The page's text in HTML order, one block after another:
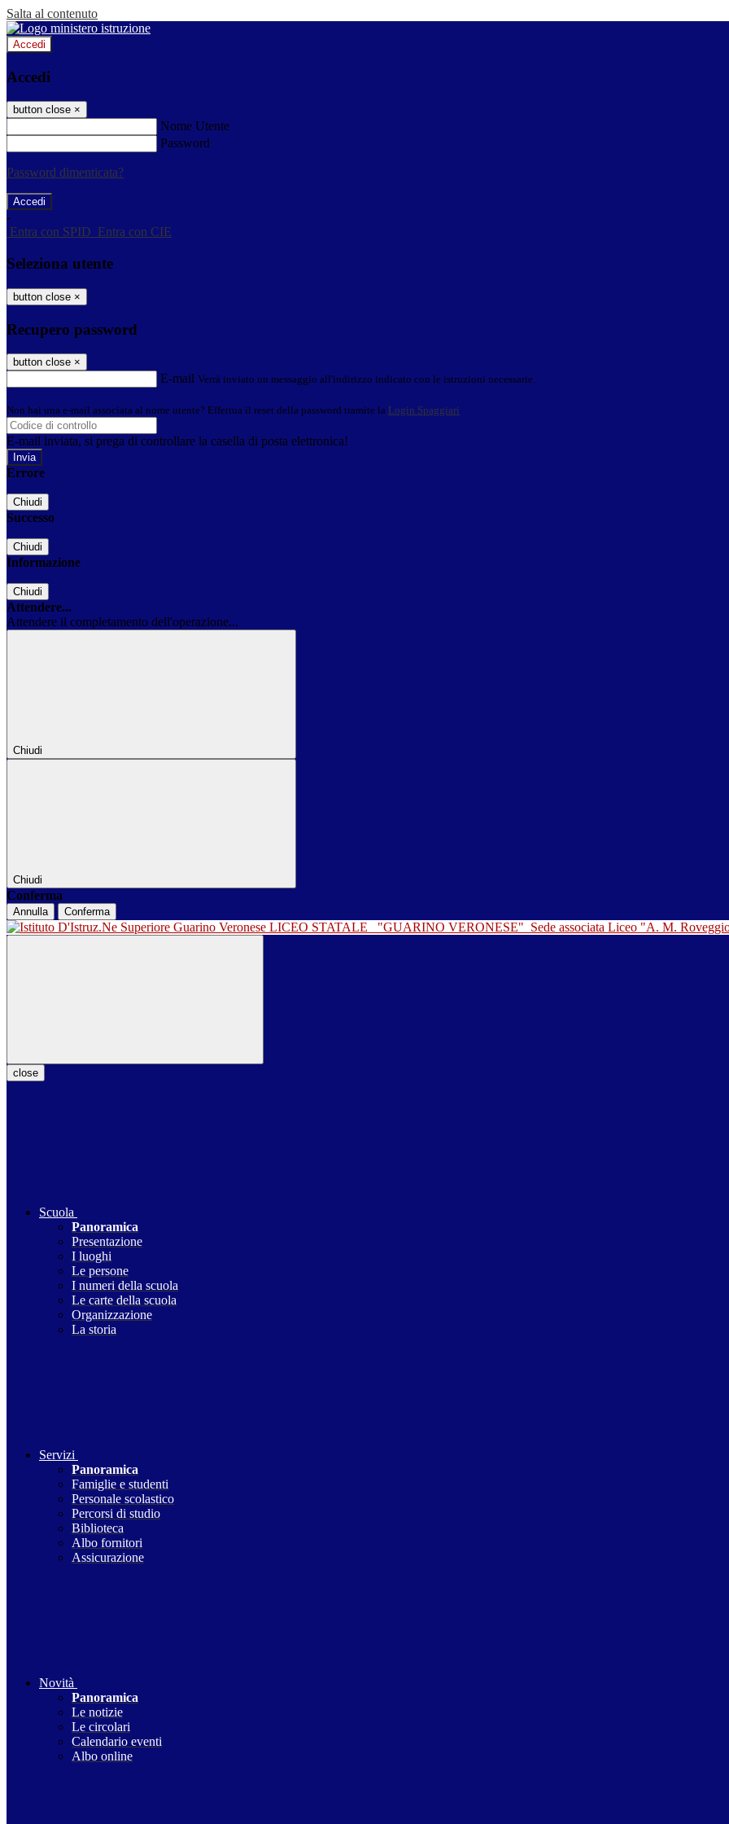
Salta al contenuto
Accedi
Accedi
button close ×
Nome Utente
Password
Password dimenticata?
-
Entra con SPID Entra con CIE
Seleziona utente
button close ×
Recupero password
button close ×
E-mail Verrà inviato un messaggio all'indirizzo indicato con le istruzioni necessarie.
Non hai una e-mail associata al nome utente? Effettua il reset della password tramite la Login Spaggiari
E-mail inviata, si prega di controllare la casella di posta elettronica!
Errore
Chiudi
Successo
Chiudi
Informazione
Chiudi
Attendere...
Attendere il completamento dell'operazione...
Chiudi
Chiudi
Conferma
Annulla Conferma
LICEO STATALE "GUARINO VERONESE" Sede associata Liceo "A. M.
close
Scuola
Panoramica
Presentazione
I luoghi
Le persone
I numeri della scuola
Le carte della scuola
Organizzazione
La storia
Servizi
Panoramica
Famiglie e studenti
Personale scolastico
Percorsi di studio
Biblioteca
Albo fornitori
Assicurazione
Novità
Panoramica
Le notizie
Le circolari
Calendario eventi
Albo online